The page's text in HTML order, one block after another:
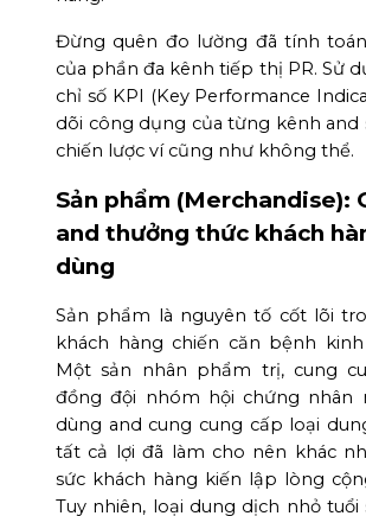
Đừng quên đo lường đã tính
của phần đa kênh tiếp thị PR. Sử
chỉ số KPI (Key Performance
dõi công dụng của từng kênh and
chiến lược ví cũng như không thể.
Sản phẩm (Merchandise):
and thưởng thức khách
dùng
Sản phẩm là nguyên tố cốt lõi
khách hàng chiến căn bệnh
Một sản nhân phẩm trị, cung
đồng đội nhóm hội chứng nhân
dùng and cung cung cấp loại
tất cả lợi đã làm cho nên khác
sức khách hàng kiến lập lòng
Tuy nhiên, loại dung dịch nhỏ tuổi